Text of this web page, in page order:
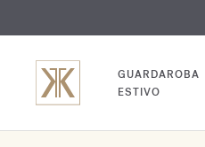
GUARDAROBA
ESTIVO